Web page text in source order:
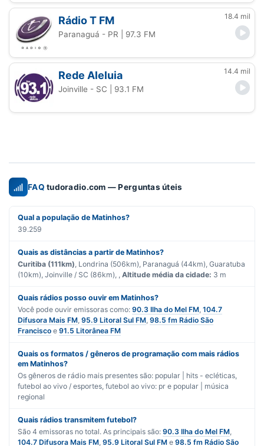
Rádio T FM 18.4 mil
Paranaguá - PR | 97.3 FM
Rede Aleluia 14.4 mil
Joinville - SC | 93.1 FM
FAQ tudoradio.com — Perguntas úteis
Qual a população de Matinhos?
39.259
Quais as distâncias a partir de Matinhos?
Curitiba (111km), Londrina (506km), Paranaguá (44km), Guaratuba
(10km), Joinville / SC (86km), , Altitude média da cidade: 3 m
Quais rádios posso ouvir em Matinhos?
Você pode ouvir emissoras como: 90.3 Ilha do Mel FM, 104.7
Difusora Mais FM, 95.9 Litoral Sul FM, 98.5 fm Rádio São
Francisco e 91.5 Litorânea FM
Quais os formatos / gêneros de programação com mais rádios
em Matinhos?
Os gêneros de rádio mais presentes são: popular | hits - ecléticas,
futebol ao vivo / esportes, futebol ao vivo: pr e popular | música
regional
Quais rádios transmitem futebol?
São 4 emissoras no total. As principais são: 90.3 Ilha do Mel FM,
104.7 Difusora Mais FM, 95.9 Litoral Sul FM e 98.5 fm Rádio São